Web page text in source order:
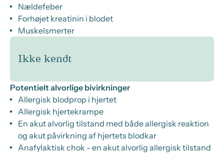
Nældefeber
Forhøjet kreatinin i blodet
Muskelsmerter
Ikke kendt
Potentielt alvorlige bivirkninger
Allergisk blodprop i hjertet
Allergisk hjertekrampe
En akut alvorlig tilstand med både allergisk reaktion
og akut påvirkning af hjertets blodkar
Anafylaktisk chok - en akut alvorlig allergisk tilstand